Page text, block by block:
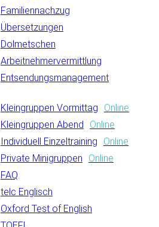
Familiennachzug
Übersetzungen
Dolmetschen
Arbeitnehmervermittlung
Entsendungsmanagement
Kleingruppen Vormittag
Online
Kleingruppen Abend
Online
Individuell Einzeltraining
Online
Private Minigruppen
Online
FAQ
telc Englisch
Oxford Test of English